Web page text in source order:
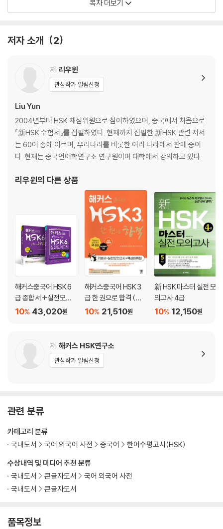
주제별 연상암기로 고난도 HSK 6급 단어를 쉽고 재미있게 암기하자. 빈출
기와 실전 대비를 한 번에 하는 미니 실전모의고사 2회분 제공한다. 까먹을
독해
실전모의고사 제3회
독해
쓰기
실전모의고사 제4회
듣기
쓰기
실전모의고사 제6회
독해
쓰기
실전모의고사 제1회
답안지 작성법
실전모의고사 제2회
답안지
정답
실전모의고사 제3회
답안지
정답
답안지
목차 더보기
저자 소개 2
저 리우윈
관심작가 알림신청
Liu Yun
2004년부터 HSK 채점위원으로 참여하였으며, 중국에서 처음으로
『新HSK 수험서』를 집필하였다. 현재까지 집필한 新HSK 관련 저서
는 60여 종에 이르며, 우리나라를 비롯한 여러 나라에서 판매 중이
다. 현재는 중국언어학연구소 연구원이며 대학에서 강의하고 있다.
리우윈의 다른 상품
해커스중국어 HSK 6
급 종합서 +실전모의
고사 완성세트
43,020원
10%
해커스중국어 HSK 3
급 한 권으로 합격 (기
본서+실전모의고사
21,510원
10%
新 HSK 마스터 실전 모
의고사 4급
12,150원
10%
저 해커스 HSK연구소
관심작가 알림신청
관련 분류
수상내역 및 미디어 추천 분류
국내도서
큰글자도서
국어 외국어 사전
국내도서
큰글자도서
카테고리 분류
국내도서
국어 외국어 사전 중국어 한어수평고시(HSK)
품목정보